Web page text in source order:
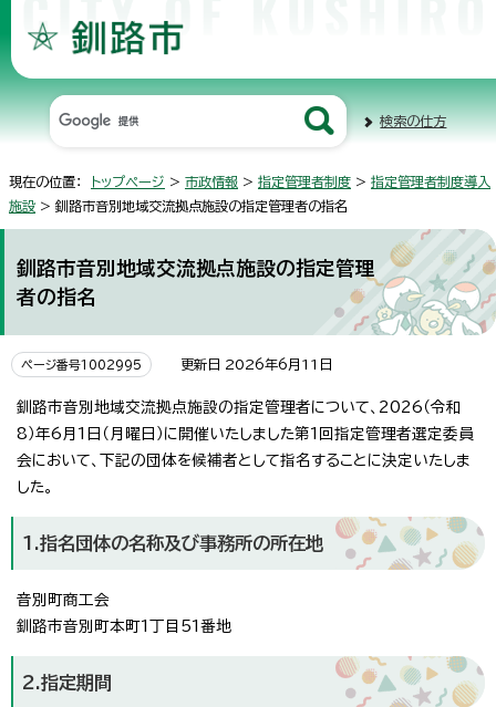
検索の仕方
現在の位置： トップページ > 市政情報 > 指定管理者制度 > 指定管理者制度導入
施設 > 釧路市音別地域交流拠点施設の指定管理者の指名
釧路市音別地域交流拠点施設の指定管理
者の指名
ページ番号1002995 更新日 2026年6月11日
釧路市音別地域交流拠点施設の指定管理者について、2026（令和
8）年6月1日（月曜日）に開催いたしました第1回指定管理者選定委員
会において、下記の団体を候補者として指名することに決定いたしま
した。
1.指名団体の名称及び事務所の所在地
音別町商工会
釧路市音別町本町1丁目51番地
2.指定期間